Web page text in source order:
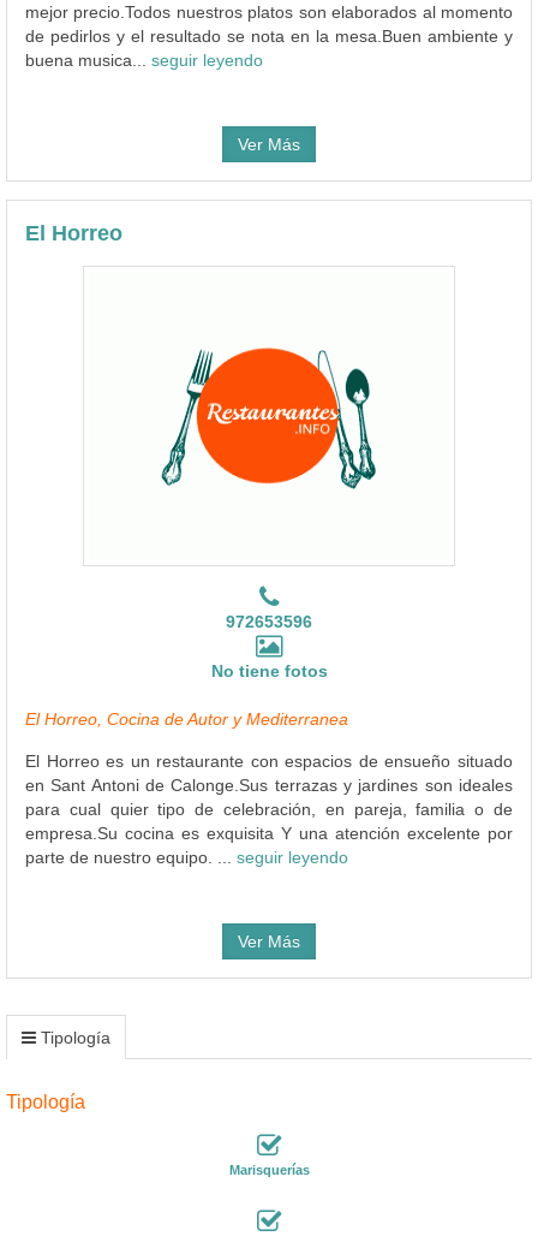
mejor precio.Todos nuestros platos son elaborados al momento
de pedirlos y el resultado se nota en la mesa.Buen ambiente y
buena musica... seguir leyendo
Ver Más
El Horreo
972653596
No tiene fotos
El Horreo, Cocina de Autor y Mediterranea
El Horreo es un restaurante con espacios de ensueño situado
en Sant Antoni de Calonge.Sus terrazas y jardines son ideales
para cual quier tipo de celebración, en pareja, familia o de
empresa.Su cocina es exquisita Y una atención excelente por
parte de nuestro equipo. ... seguir leyendo
Ver Más
Tipología
Tipología
Marisquerías